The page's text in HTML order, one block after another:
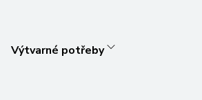
Výtvarné potřeby